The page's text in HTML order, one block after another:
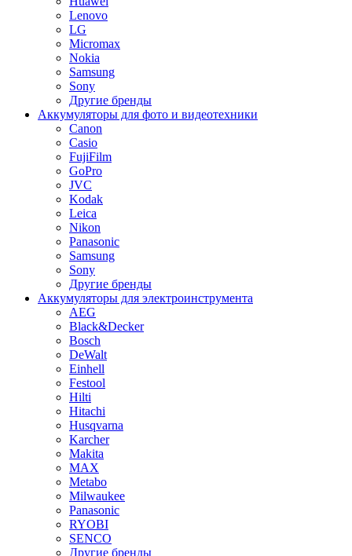
Lenovo
LG
Micromax
Nokia
Samsung
Sony
Другие бренды
Аккумуляторы для фото и видеотехники
Canon
Casio
FujiFilm
GoPro
JVC
Kodak
Leica
Nikon
Panasonic
Samsung
Sony
Другие бренды
Аккумуляторы для электроинструмента
AEG
Black&Decker
Bosch
DeWalt
Einhell
Festool
Hilti
Hitachi
Husqvarna
Karcher
Makita
MAX
Metabo
Milwaukee
Panasonic
RYOBI
SENCO
Другие бренды